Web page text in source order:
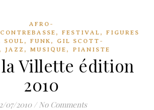
AFRO-
CONTREBASSE , FESTIVAL , FIGURES
SOUL , FUNK ,
GIL SCOTT-
, JAZZ , MUSIQUE , PIANISTE
la Villette édition
2010
07/2010 / No Comments